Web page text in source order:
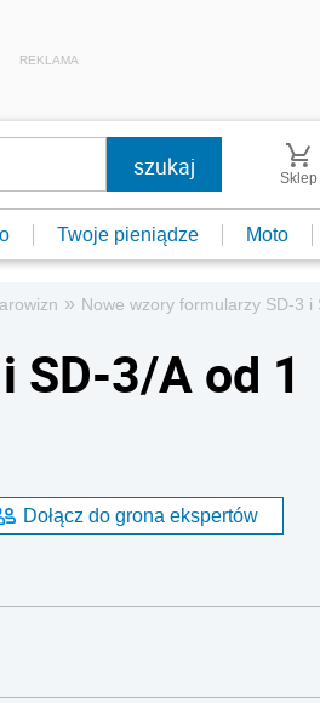
REKLAMA
Sklep
Twoje pieniądze Moto
» Nowe wzory formularzy SD-3 i
SD-3/A od 1
Dołącz do grona ekspertów